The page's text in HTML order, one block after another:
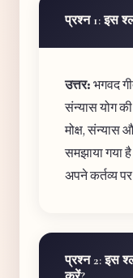
प्रश्न 1: इस
उत्तर: भगवद
संन्यास योग
मोक्ष, संन्यास
समझाया गया
अपने कर्तव्य
प्रश्न 2: इस